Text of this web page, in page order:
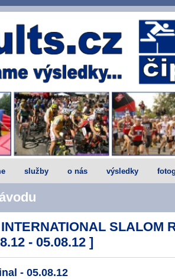
služby o nás výsledky
SLALOM
- 05.08.12 ]
- 05.08.12